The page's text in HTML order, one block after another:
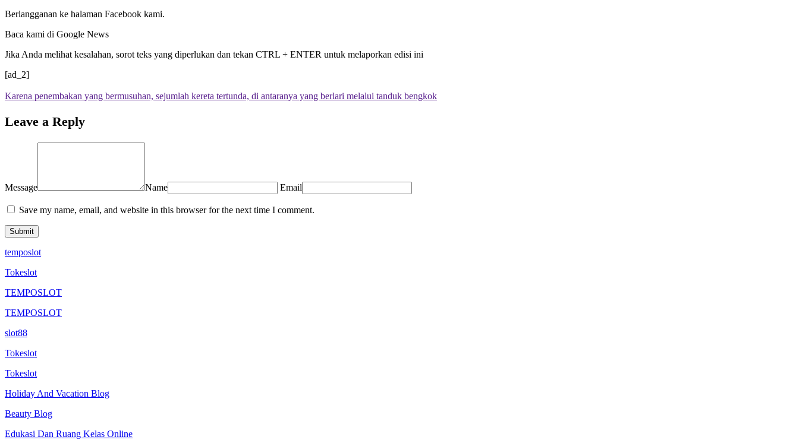
Berlangganan ke halaman Facebook kami.
Baca kami di Google News
Jika Anda melihat kesalahan, sorot teks yang diperlukan dan tekan CTRL + ENTER untuk melaporkan edisi ini
[ad_2]
Karena penembakan yang bermusuhan, sejumlah kereta tertunda, di antaranya yang berlari melalui tanduk bengkok
Leave a Reply
Message Name Email
Save my name, email, and website in this browser for the next time I comment.
temposlot
Tokeslot
TEMPOSLOT
TEMPOSLOT
slot88
Tokeslot
Tokeslot
Holiday And Vacation Blog
Beauty Blog
Edukasi Dan Ruang Kelas Online